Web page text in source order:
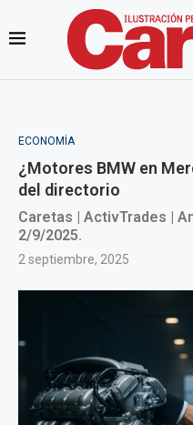
ECONOMÍA
¿Motores BMW en
del directorio
Caretas | ActivTrades |
2/9/2025.
2 septiembre, 2025